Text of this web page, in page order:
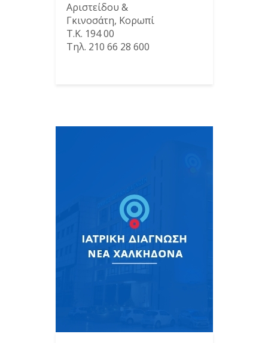
Αριστείδου &
Γκινοσάτη, Κορωπί
Τ.Κ. 194 00
Τηλ. 210 66 28 600